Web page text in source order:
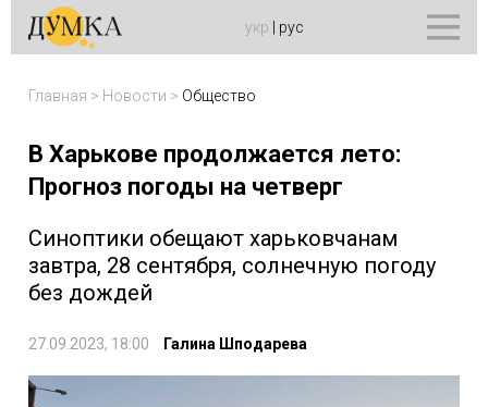
укр рус
Главная > Новости > Общество
В Харькове продолжается лето:
Прогноз погоды на четверг
Синоптики обещают харьковчанам
завтра, 28 сентября, солнечную погоду
без дождей
27.09.2023, 18:00 Галина Шподарева